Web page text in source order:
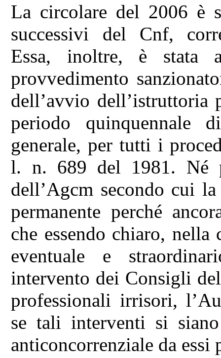
La circolare del 2006 è
successivi del Cnf,
Essa, inoltre, è stata
provvedimento
dell’avvio
periodo quinquennale
generale, per tutti i
l. n. 689 del 1981. Né
dell’Agcm secondo cui
permanente perché
che essendo chiaro,
eventuale e
intervento dei Consigli
professionali irrisori,
se tali interventi si
anticoncorrenziale da essi